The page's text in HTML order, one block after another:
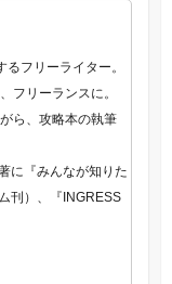
フリーライター。
フリーランスに。
ら、攻略本の執筆
に『みんなが知りた
刊）、『INGRESS